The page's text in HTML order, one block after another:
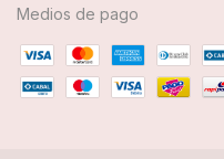
Medios de pago